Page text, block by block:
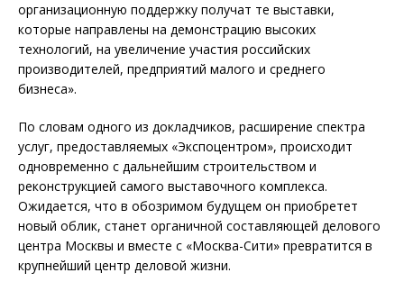
организационную поддержку получат те выставки,
которые направлены на демонстрацию высоких
технологий, на увеличение участия российских
производителей, предприятий малого и среднего
бизнеса».
По словам одного из докладчиков, расширение спектра
услуг, предоставляемых «Экспоцентром», происходит
одновременно с дальнейшим строительством и
реконструкцией самого выставочного комплекса.
Ожидается, что в обозримом будущем он приобретет
новый облик, станет органичной составляющей делового
центра Москвы и вместе с «Москва-Сити» превратится в
крупнейший центр деловой жизни.